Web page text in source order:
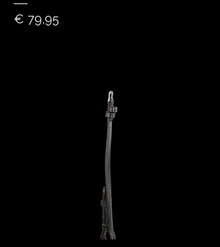
Prijs
€ 79,95